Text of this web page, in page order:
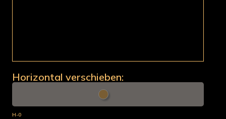
Horizontal verschieben:
H-0